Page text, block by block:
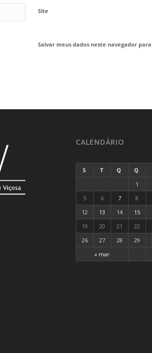
Site
Salvar meus dados neste navegador
CALENDÁRIO
S T Q Q
« mar
1
5
6 7 8
12
13 14 15
19
20 21 22
26
27 28 29